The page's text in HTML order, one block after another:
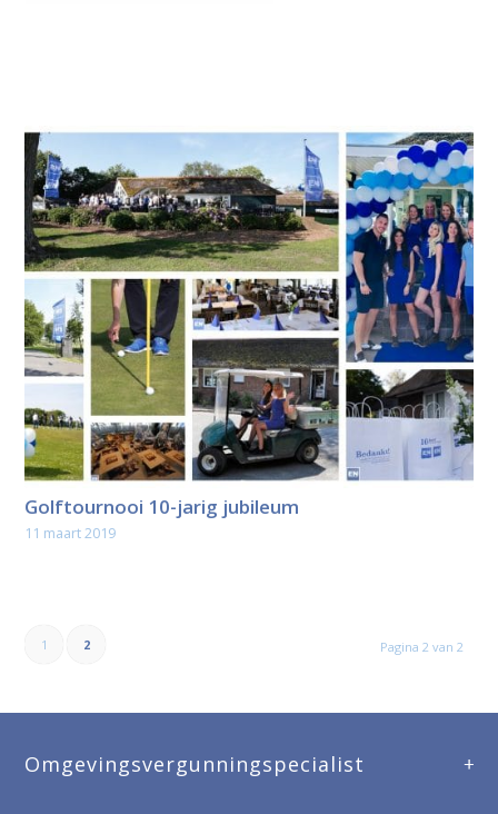
Golftournooi 10-jarig jubileum
11 maart 2019
Pagina 2 van 2
1 2
Omgevingsvergunningspecialist